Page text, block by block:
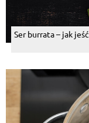
Ser burrata – jak